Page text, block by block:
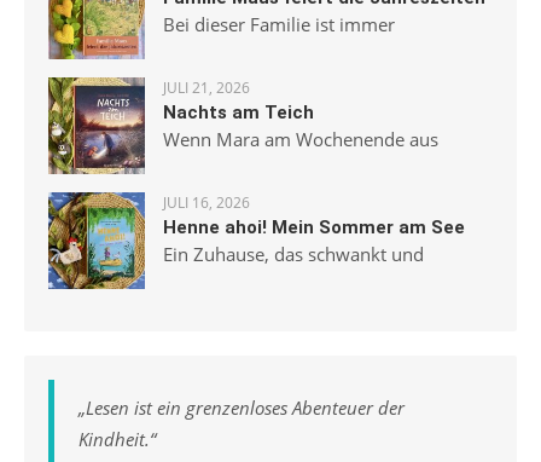
Bei dieser Familie ist immer
JULI 21, 2026
Nachts am Teich
Wenn Mara am Wochenende aus
JULI 16, 2026
Henne ahoi! Mein Sommer am See
Ein Zuhause, das schwankt und
„Lesen ist ein grenzenloses Abenteuer der
Kindheit.“